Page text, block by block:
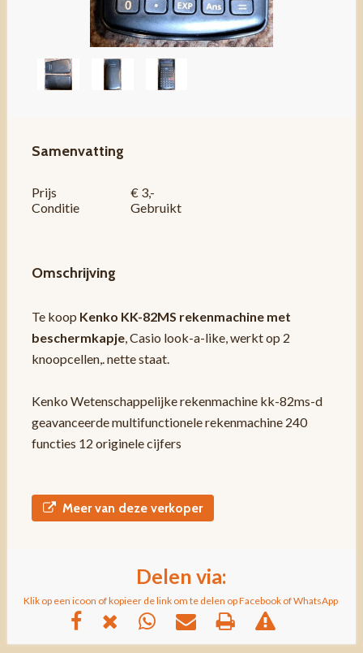
Samenvatting
Prijs
€ 3,-
Conditie
Gebruikt
Omschrijving
Te koop Kenko KK-82MS rekenmachine met
beschermkapje, Casio look-a-like, werkt op 2
knoopcellen,. nette staat.
Kenko Wetenschappelijke rekenmachine kk-82ms-d
geavanceerde multifunctionele rekenmachine 240
functies 12 originele cijfers
Meer van deze verkoper
Delen via:
Klik op een icoon of kopieer de link om te delen op Facebook of WhatsApp